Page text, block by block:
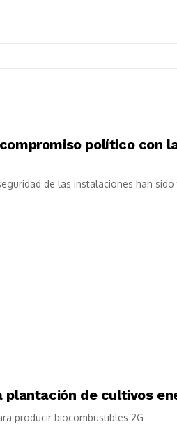
político con
de las instalaciones han
plantación de cultivos
producir biocombustibles 2G